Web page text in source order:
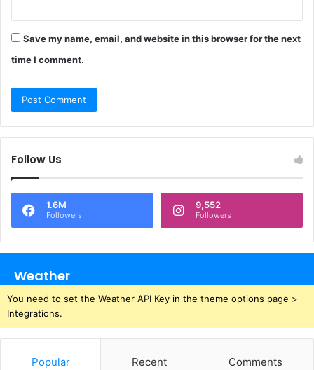
Save my name, email, and website in this browser for the next
time I comment.
Follow Us
1.6M
Followers
9,552
Followers
Weather
You need to set the Weather API Key in the theme options page >
Integrations.
Popular Recent Comments